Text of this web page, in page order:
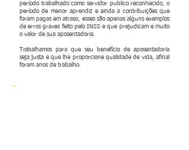
período trabalhado como servidor publico reconhecido, o
período de menor aprendiz e ainda a contribuições que
foram pagas em atraso, esses são apenas alguns exemplos
de erros graves feito pelo INSS e que prejudicam e muito
o valor de sua aposentadoria.
Trabalhamos para que seu benefício de aposentadoria
seja justa e que lhe proporcione qualidade de vida, afinal
foram anos de trabalho.